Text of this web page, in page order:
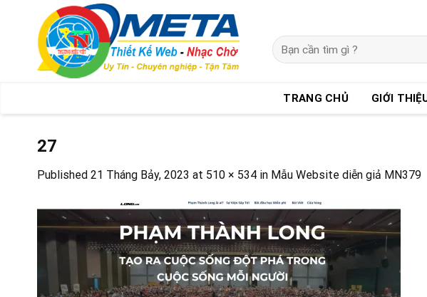
content
Tìm
kiếm:
TRANG CHỦ GIỚI
27
Published 21 Tháng Bảy, 2023 at 510 × 534 in Mẫu Website diễn giả MN379